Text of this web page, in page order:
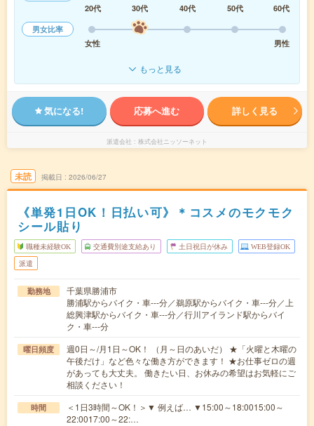
20代
30代 40代 50代
60代
男女比率
女性
男性
もっと見る
気になる! 応募へ進む 詳しく見る
派遣会社 株式会社ニッソーネット
未読 掲載日 2026/06/27
《単発1日OK！日払い可》＊コスメのモクモク
シール貼り
職種未経験OK 交通費別途支給あり 土日祝日が休み WEB登録OK
派遣
勤務地
千葉県勝浦市
勝浦駅からバイク・車---分／鵜原駅からバイク・車---分／上
総興津駅からバイク・車---分／行川アイランド駅からバイ
ク・車---分
曜日頻度
週0日～/月1日～OK！ （月～日のあいだ） ★「火曜と木曜の
午後だけ」など色々な働き方ができます！ ★お仕事ゼロの週
があっても大丈夫。 働きたい日、お休みの希望はお気軽にご
相談ください！
時間
＜1日3時間～OK！＞▼ 例えば… ▼15:00～18:0015:00～
22:0017:00～22:…